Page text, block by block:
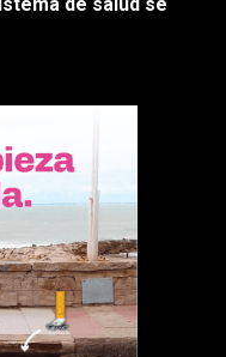
de salud se